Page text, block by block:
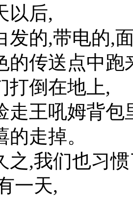
以后,
发的,带电的,
的传送点中跑
打倒在地上,
走王吼姆背包
的走掉。
之,我们也习
一天,